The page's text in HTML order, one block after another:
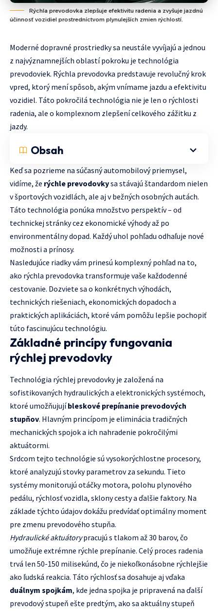
Rýchla prevodovka zlepšuje efektivitu radenia a zvyšuje jazdnú
účinnosť vozidiel prostredníctvom plynulejších zmien rýchlostí.
Moderné dopravné prostriedky sa neustále vyvíjajú a jednou
z najvýznamnejších oblastí pokroku je technológia
prevodoviek. Rýchla prevodovka predstavuje revolučný krok
vpred, ktorý mení spôsob, akým vnímame jazdu a efektivitu
vozidiel. Táto pokročilá technológia nie je len o rýchlosti
radenia, ale o komplexnom zlepšení celkového zážitku z
jazdy.
Obsah
Keď sa pozrieme na súčasný automobilový priemysel,
vidíme, že rýchle prevodovkysa stávajú štandardom nielen
v športových vozidlách, ale aj v bežných osobných autách.
Táto technológia ponúka množstvo perspektív – od
technickej stránky cez ekonomické výhody až po
environmentálny dopad. Každý uhol pohľadu odhaľuje nové
možnosti a prínosy.
Nasledujúce riadky vám prinesú komplexný pohľad na to,
ako rýchla prevodovka transformuje vaše každodenné
cestovanie. Dozviete sa o konkrétnych výhodách,
technických riešeniach, ekonomických dopadoch a
praktických aplikáciách, ktoré vám pomôžu lepšie pochopiť
túto fascinujúcu technológiu.
Základné princípy fungovania
rýchlej prevodovky
Technológia rýchlej prevodovky je založená na
sofistikovaných hydraulických a elektronických systémoch,
ktoré umožňujujíbleskové prepínanie prevodových
stupňov. Hlavným princípom je eliminácia tradičných
mechanických spojok a ich nahradenie pokročilými
aktuátormi.
Srdcom tejto technológie sú vysokorýchlostne procesory,
ktoré analyzujú stovky parametrov za sekundu. Tieto
systémy monitorujú otáčky motora, polohu plynového
pedálu, rýchlosť vozidla, sklony cesty a ďalšie faktory. Na
základe týchto údajov dokážu predvídať optimálny moment
pre zmenu prevodového stupňa.
Hydraulické aktuátorypracujú s tlakom až 30 barov, čo
umožňuje extrémne rýchle prepínanie. Celý proces radenia
trvá len 50-150 milisekúnd, čo je niekoľkonásobne rýchlejšie
ako ľudská reakcia. Táto rýchlosť sa dosahuje aj vďaka
duálnym spojkám, kde jedna spojka je pripravená na ďalší
prevodový stupeň ešte predtým, ako sa aktuálny stupeň